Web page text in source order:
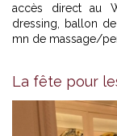
accès direct au
dressing, ballon
mn de massage/
La fête pour